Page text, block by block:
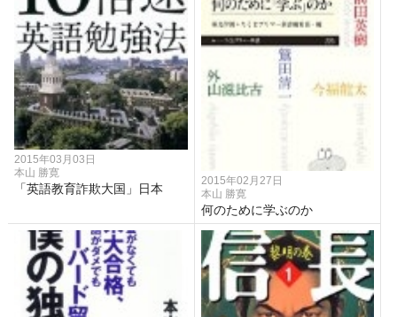
2015年03月03日
本山 勝寛
「英語教育詐欺大国」日本
2015年02月27日
本山 勝寛
何のために学ぶのか